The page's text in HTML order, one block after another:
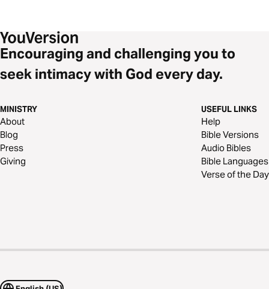
Encouraging and challenging you to
seek intimacy with God every day.
MINISTRY
About
Blog
Press
Giving
USEFUL LINKS
Help
Bible Versions
Audio Bibles
Bible Languages
Verse of the Day